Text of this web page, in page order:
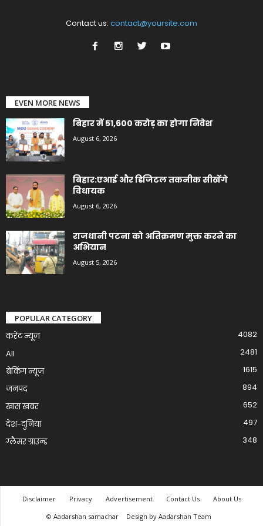
Contact us: contact@yoursite.com
EVEN MORE NEWS
बिहार में 51,600 करोड़ का होगा निवेश
August 6, 2026
बिहार:एआई और डिजिटल तकनीक सीखेंगे
विधायक
August 6, 2026
राजधानी पटना को अतिक्रमण मुक्त करने का
अभियान
August 5, 2026
POPULAR CATEGORY
करेंट न्यूज़
4082
All
2481
ब्रेकिंग न्यूज
1615
जनपद
894
खास खबर
652
देश-दुनिया
497
ग्लैमर ग्राउन्ड
348
Disclaimer Privacy Advertisement Contact Us
About Us
© Aadarshan samachar
Design by Aadarshan Team